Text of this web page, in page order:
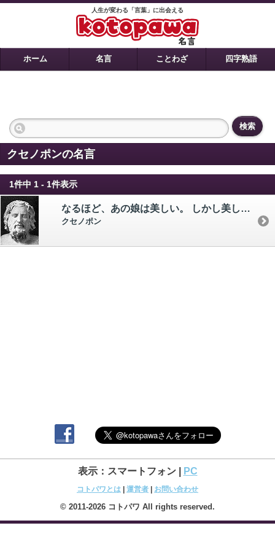
人生が変わる「言葉」に出会える
ホーム 名言 ことわざ 四字熟語
検索
クセノポンの名言
1件中 1 - 1件表示
なるほど、あの娘は美しい。 しかし美しいと思うのは、おまえの目なのだよ。
クセノポン
表示：スマートフォン | PC
コトパワとは 運営者 お問い合わせ
© 2011-2026 コトパワ All rights reserved.